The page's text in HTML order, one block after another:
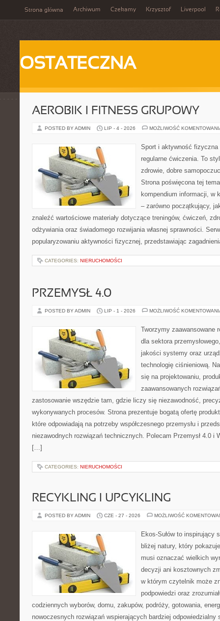
Strona główna Archiwum Czekamy Krzysztof Liverpool
OSTATECZNA
AEROBIK I FITNESS GRUPOWY
POSTED BY ADMIN LIP - 4 - 2026 MOŻLIWOŚĆ
Sport i aktywność
regularne ćwiczenia. To
zdrowie, dobre
Strona poświęcona tej
kompendium informacji, w
– zarówno początkujący,
znaleźć wartościowe materiały dotyczące treningów, ćwiczeń,
odżywiania oraz świadomego rozwijania własnej sprawności.
popularyzowaniu aktywności fizycznej, przedstawiając
CATEGORIES: NIERUCHOMOŚCI
PRZEMYSŁ 4.0
POSTED BY ADMIN LIP - 1 - 2026 MOŻLIWOŚĆ
Tworzymy zaawansowane
dla sektora
jakości systemy oraz
technologię ciśnieniową.
się na projektowaniu,
zaawansowanych
zastosowanie wszędzie tam, gdzie liczy się niezawodność,
wykonywanych procesów. Strona prezentuje bogatą ofertę
które odpowiadają na potrzeby współczesnego przemysłu i
niezawodnych rozwiązań technicznych. Polecam Przemysł 4.0 i
[…]
CATEGORIES: NIERUCHOMOŚCI
RECYKLING I UPCYKLING
POSTED BY ADMIN CZE - 27 - 2026 MOŻLIWOŚĆ
Ekos-Sułów to inspirujący
bliżej natury, który
musi oznaczać wielkich
decyzji ani kosztownych
w którym czytelnik może
podpowiedzi oraz
codziennych wyborów, domu, zakupów, podróży, gotowania,
nowoczesnych rozwiązań wspierających bardziej odpowiedzialny